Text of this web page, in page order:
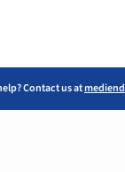
Contact us at